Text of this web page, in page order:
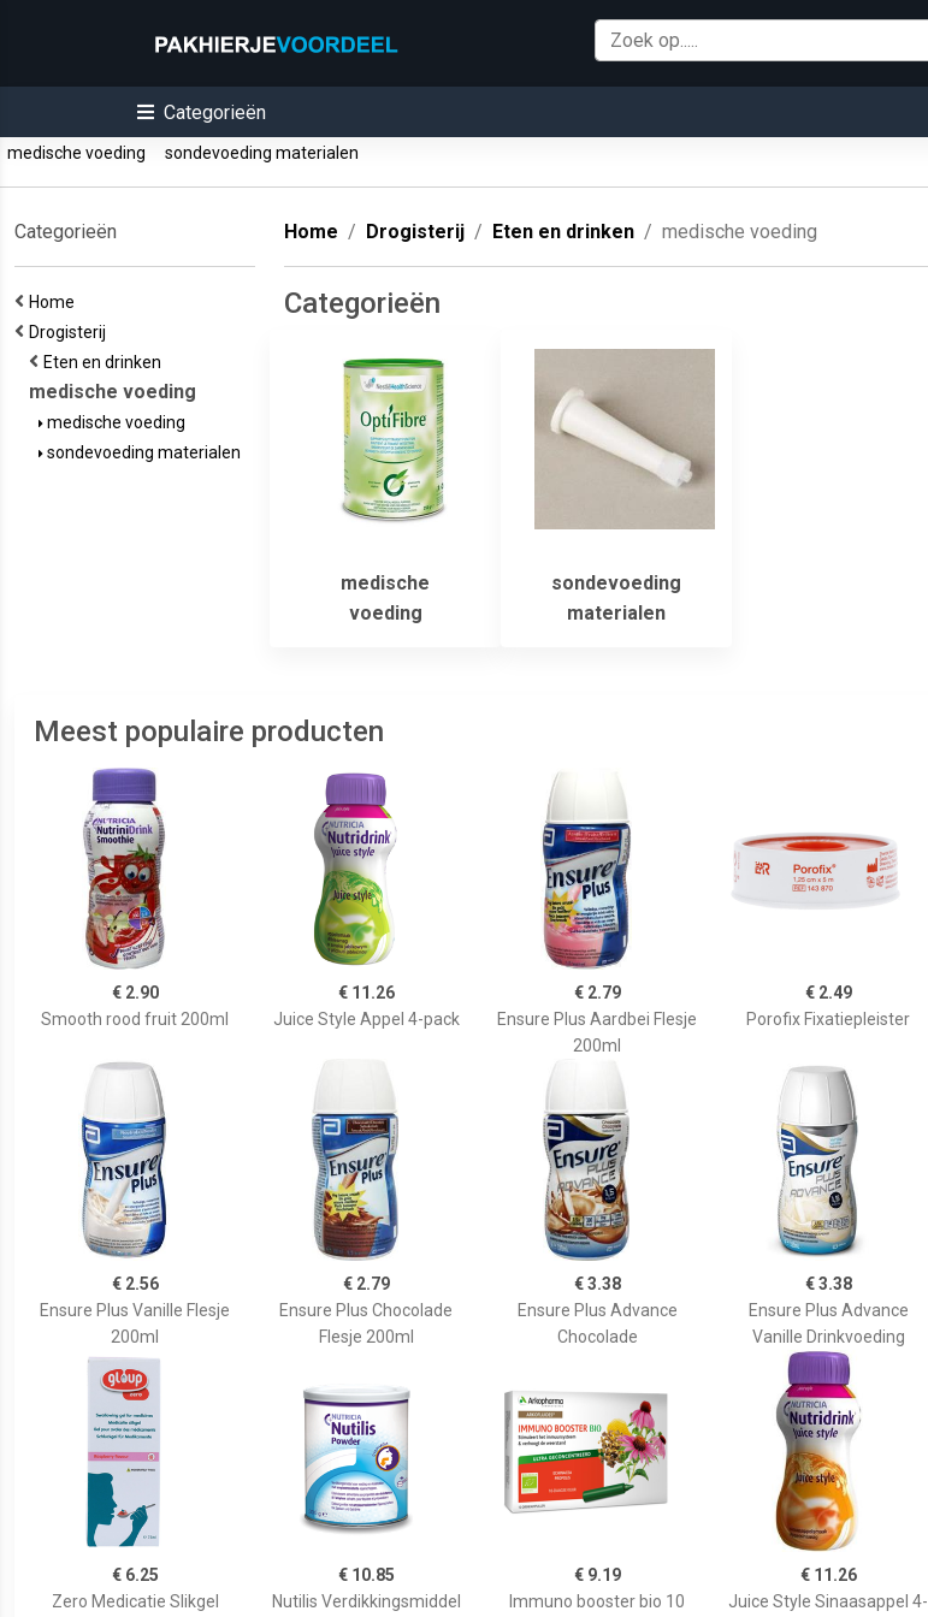
Categorieën
medische voeding sondevoeding materialen
Categorieën
Home
Drogisterij
Eten en drinken
medische voeding
medische voeding
sondevoeding materialen
Home Drogisterij Eten en drinken medische voeding
Categorieën
medische
voeding
sondevoeding
materialen
Meest populaire producten
€ 2.90
Smooth rood fruit 200ml
€ 11.26
Juice Style Appel 4-pack
€ 2.79
Ensure Plus Aardbei Flesje
200ml
€ 2.49
Porofix Fixatiepleister
€ 2.56
Ensure Plus Vanille Flesje
200ml
€ 2.79
Ensure Plus Chocolade
Flesje 200ml
€ 3.38
Ensure Plus Advance
Chocolade
€ 3.38
Ensure Plus Advance
Vanille Drinkvoeding
€ 6.25
Zero Medicatie Slikgel
€ 10.85
Nutilis Verdikkingsmiddel
€ 9.19
Immuno booster bio 10
€ 11.26
Juice Style Sinaasappel 4-